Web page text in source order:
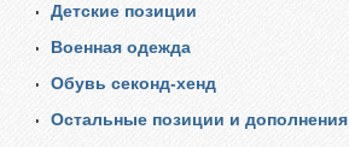
Детские позиции
Военная одежда
Обувь секонд-хенд
Остальные позиции и дополнения